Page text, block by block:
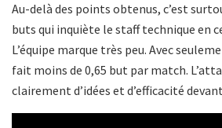
Au-delà des points obtenus, c’est
buts qui inquiète le staff technique en
L’équipe marque très peu. Avec
fait moins de 0,65 but par match.
clairement d’idées et d’efficacité